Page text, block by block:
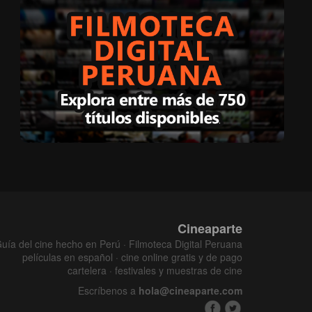
Cineaparte
del cine hecho en Perú · Filmoteca Digital Peruana
películas en español · cine online gratis y de pago
cartelera · festivales y muestras de cine
Escríbenos a hola@cineaparte.com